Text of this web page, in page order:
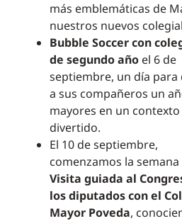
más emblemáticas de
nuestros nuevos
Bubble Soccer con
de segundo año el 6 de
septiembre, un día para
a sus compañeros un
mayores en un
divertido.
El 10 de septiembre,
comenzamos la
Visita guiada al
los diputados con el
Mayor Poveda,